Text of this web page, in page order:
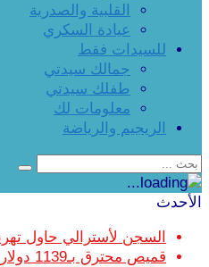
القلبية والصدرية
عيادة السكري
للسيدات فقط
جمالك سيدتي
طفلك سيدتي
معلومات لك
الريجيم والرياضة
الأحدث
السجن لأسترالي حاول
قميص محترق بـ1139 دولارا.. هل تفقد الموضة عقلها؟